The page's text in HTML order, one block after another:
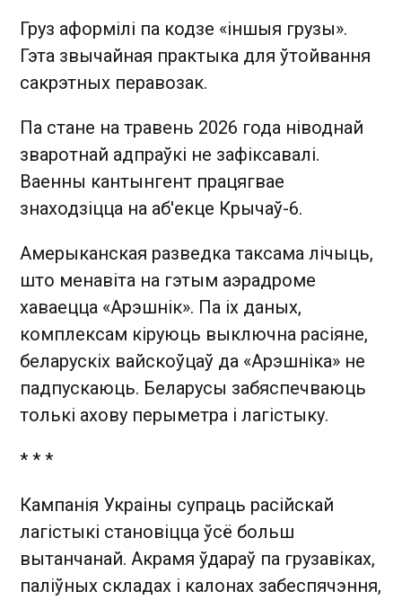
Груз аформілі па кодзе «іншыя грузы».
Гэта звычайная практыка для ўтойвання
сакрэтных перавозак.
Па стане на травень 2026 года ніводнай
зваротнай адпраўкі не зафіксавалі.
Ваенны кантынгент працягвае
знаходзіцца на аб'екце Крычаў-6.
Амерыканская разведка таксама лічыць,
што менавіта на гэтым аэрадроме
хаваецца «Арэшнік». Па іх даных,
комплексам кіруюць выключна расіяне,
беларускіх вайскоўцаў да «Арэшніка» не
падпускаюць. Беларусы забяспечваюць
толькі ахову перыметра і лагістыку.
* * *
Кампанія Украіны супраць расійскай
лагістыкі становіцца ўсё больш
вытанчанай. Акрамя ўдараў па грузавіках,
паліўных складах і калонах забеспячэння,